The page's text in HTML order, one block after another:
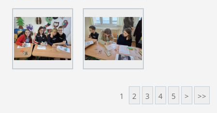
1 2 3 4 5 > >>